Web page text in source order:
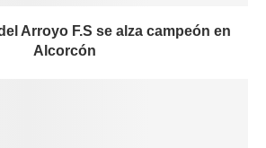
Arroyo F.S se alza campeón en
Alcorcón